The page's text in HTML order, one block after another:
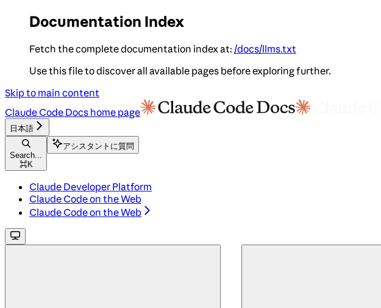
Documentation Index
Fetch the complete documentation index at: /docs/llms.txt
Use this file to discover all available pages before exploring further.
Skip to main content
Claude Code Docs home page
日本語
Search...
⌘K
アシスタントに質問
Claude Developer Platform
Claude Code on the Web
Claude Code on the Web